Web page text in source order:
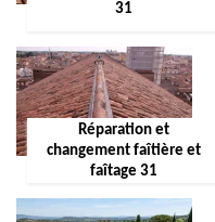
31
Réparation et
changement faîtière et
faîtage 31